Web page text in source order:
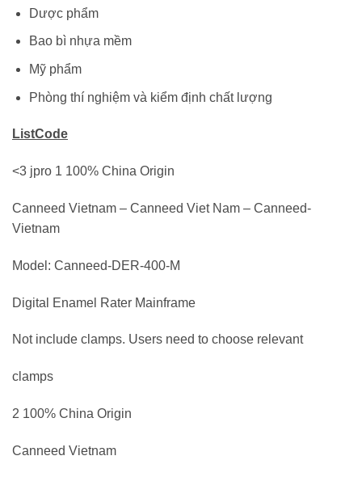
Dược phẩm
Bao bì nhựa mềm
Mỹ phẩm
Phòng thí nghiệm và kiểm định chất lượng
ListCode
<3 jpro 1 100% China Origin
Canneed Vietnam – Canneed Viet Nam – Canneed-
Vietnam
Model: Canneed-DER-400-M
Digital Enamel Rater Mainframe
Not include clamps. Users need to choose relevant
clamps
2 100% China Origin
Canneed Vietnam